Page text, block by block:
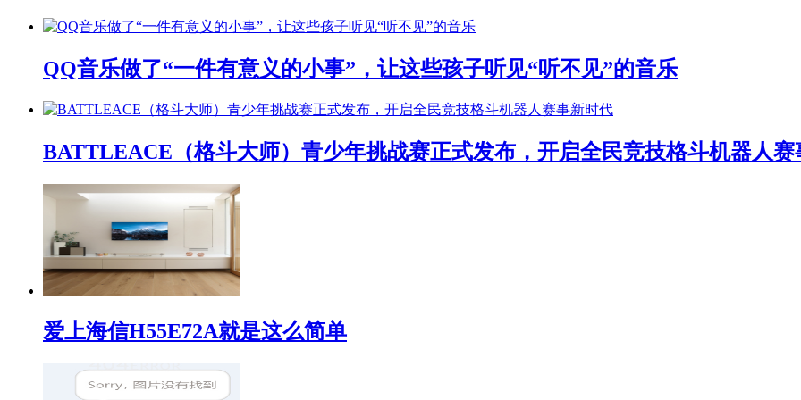
QQ音乐做了“一件有意义的小事”，让这些孩子听见“听不见”的音乐
BATTLEACE（格斗大师）青少年挑战赛正式发布，开启全民竞技格斗机器人赛
爱上海信H55E72A就是这么简单